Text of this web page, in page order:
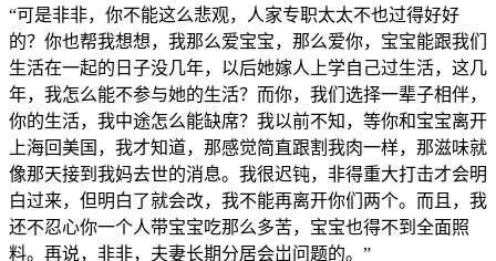
“可是非非，你不能这么悲观，人家专职太太不也过得好好
的？你也帮我想想，我那么爱宝宝，那么爱你，宝宝能跟我们
生活在一起的日子没几年，以后她嫁人上学自己过生活，这几
年，我怎么能不参与她的生活？而你，我们选择一辈子相伴，
你的生活，我中途怎么能缺席？我以前不知，等你和宝宝离开
上海回美国，我才知道，那感觉简直跟割我肉一样，那滋味就
像那天接到我妈去世的消息。我很迟钝，非得重大打击才会明
白过来，但明白了就会改，我不能再离开你们两个。而且，我
还不忍心你一个人带宝宝吃那么多苦，宝宝也得不到全面照
料。再说，非非，夫妻长期分居会岀问题的。”